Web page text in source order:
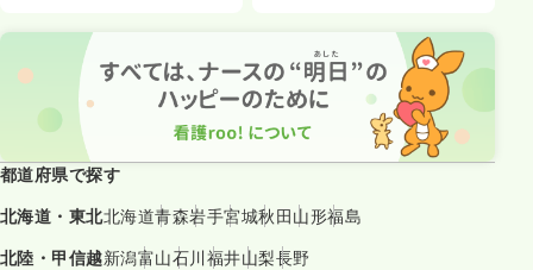
都道府県で探す
北海道・東北北海道青森岩手宮城秋田山形福島
北陸・甲信越新潟富山石川福井山梨長野